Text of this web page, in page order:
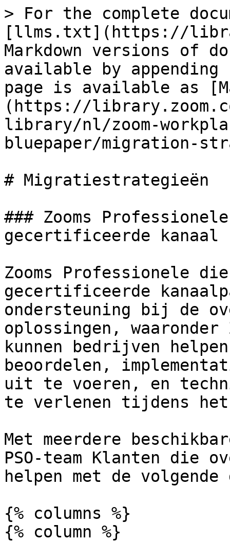
> For the complete
[llms.txt](https://
Markdown versions of
available by
page is available as
(https://
library/nl/zoom-
bluepaper/migration-
# Migratiestrategieën
### Zooms
gecertificeerde kanaal
Zooms Professionele
gecertificeerde
ondersteuning bij de
oplossingen, waaronder
kunnen bedrijven
beoordelen,
uit te voeren, en
te verlenen tijdens het
Met meerdere
PSO-team Klanten die
helpen met de
{% columns %}
{% column %}